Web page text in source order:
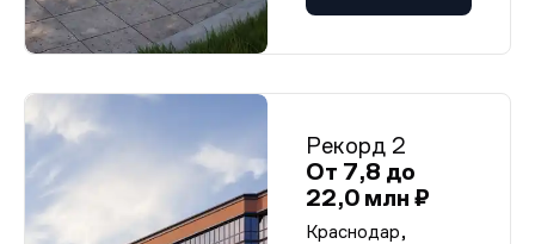
Рекорд 2
От 7,8 до
22,0 млн ₽
Краснодар,